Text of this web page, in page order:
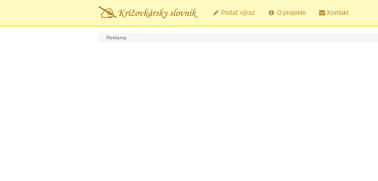
Pridať výraz O projekte Kontakt